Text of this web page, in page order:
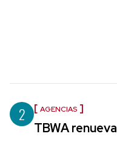
2 AGENCIAS
TBWA